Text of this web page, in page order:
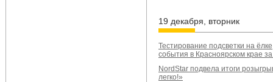
19 декабря, вторник
Тестирование подсветки на
события в Красноярском крае
NordStar подвела итоги
легко!»